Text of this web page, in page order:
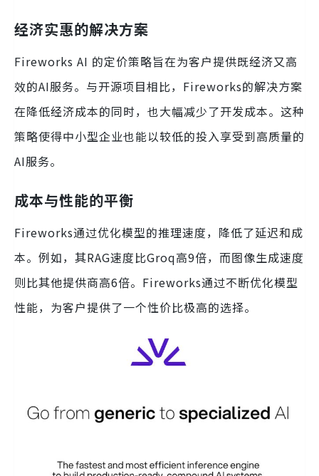
经济实惠的解决方案
Fireworks AI 的定价策略旨在为客户提供既经济又高
效的AI服务。与开源项目相比，Fireworks的解决方案
在降低经济成本的同时，也大幅减少了开发成本。这种
策略使得中小型企业也能以较低的投入享受到高质量的
AI服务。
成本与性能的平衡
Fireworks通过优化模型的推理速度，降低了延迟和成
本。例如，其RAG速度比Groq高9倍，而图像生成速度
则比其他提供商高6倍。Fireworks通过不断优化模型
性能，为客户提供了一个性价比极高的选择。